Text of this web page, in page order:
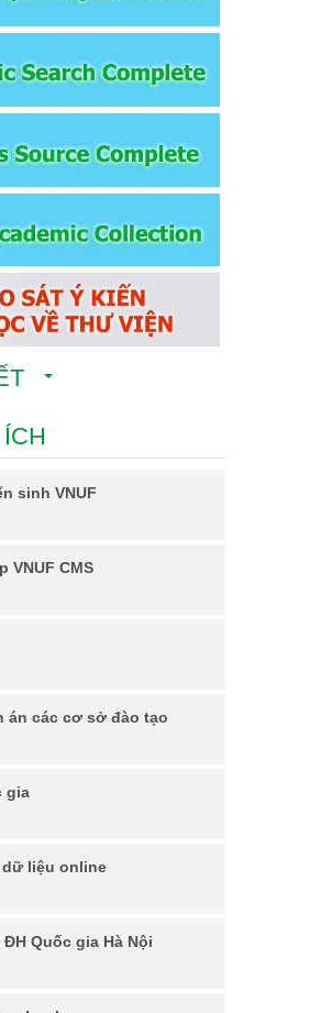
sinh VNUF
VNUF CMS
nghệ Lâm nghiệp
án các cơ sở đào tạo
gia
liệu online
Quốc gia Hà Nội